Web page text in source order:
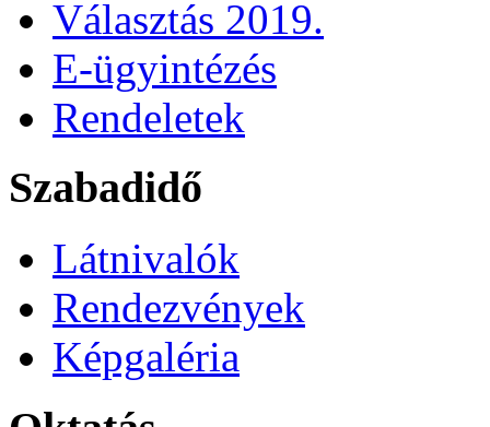
Választás 2019.
E-ügyintézés
Rendeletek
Szabadidő
Látnivalók
Rendezvények
Képgaléria